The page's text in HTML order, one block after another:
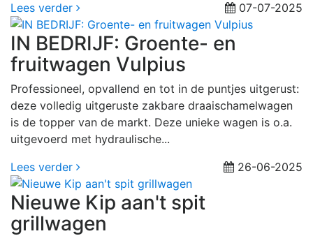
Lees verder
07-07-2025
IN BEDRIJF: Groente- en
fruitwagen Vulpius
Professioneel, opvallend en tot in de puntjes uitgerust:
deze volledig uitgeruste zakbare draaischamelwagen
is de topper van de markt. Deze unieke wagen is o.a.
uitgevoerd met hydraulische...
Lees verder
26-06-2025
Nieuwe Kip aan't spit
grillwagen